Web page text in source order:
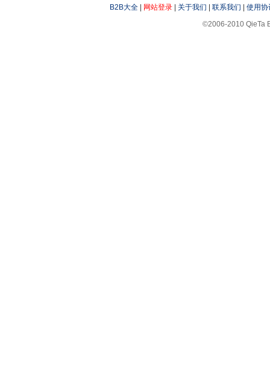
B2B大全| 网站登录| 关于我们 联系我们
使用协
©2006-2010 QieTa